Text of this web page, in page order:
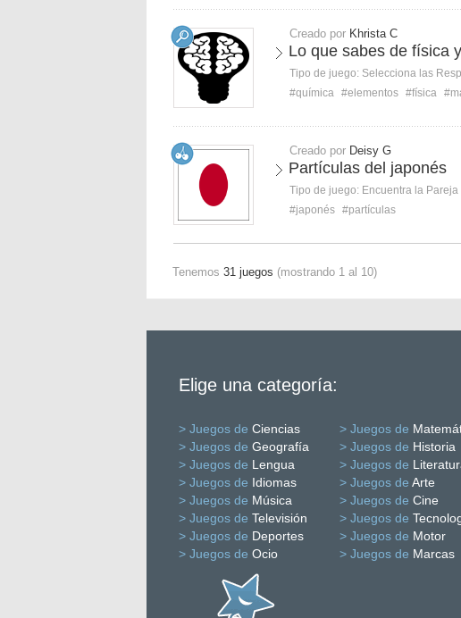
Creado por Khrista C
Lo que sabes de física
Tipo de juego: Selecciona las
#química #elementos #física
Creado por Deisy G
Partículas del japonés
Tipo de juego: Encuentra la Pareja
#japonés #partículas
Tenemos 31 juegos (mostrando 1 al 10)
Elige una categoría:
> Juegos de Ciencias > Juegos de
> Juegos de Geografía > Juegos de Historia
> Juegos de Lengua > Juegos de
> Juegos de Idiomas > Juegos de Arte
> Juegos de Música > Juegos de Cine
> Juegos de Televisión > Juegos de
> Juegos de Deportes > Juegos de Motor
> Juegos de Ocio > Juegos de Marcas